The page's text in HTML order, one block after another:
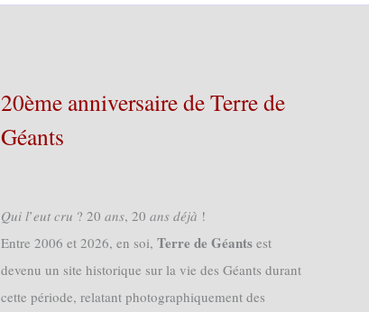
20ème anniversaire de Terre de
Géants
𝑄𝑢𝑖 𝑙’𝑒𝑢𝑡 𝑐𝑟𝑢 ? 20 𝑎𝑛𝑠, 20 𝑎𝑛𝑠 𝑑𝑒́𝑗𝑎̀ !
Entre 2006 et 2026, en soi, Terre de Géants est
devenu un site historique sur la vie des Géants durant
cette période, relatant photographiquement des